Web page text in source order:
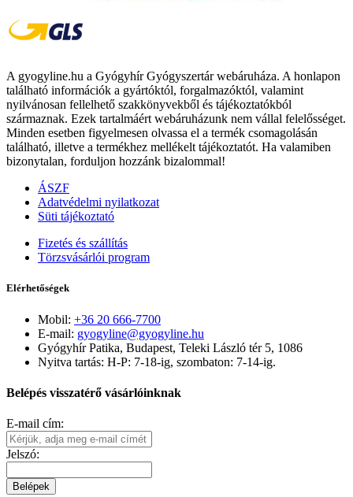
A gyogyline.hu a Gyógyhír Gyógyszertár webáruháza. A honlapon
található információk a gyártóktól, forgalmazóktól, valamint
nyilvánosan fellelhető szakkönyvekből és tájékoztatókból
származnak. Ezek tartalmáért webáruházunk nem vállal felelősséget.
Minden esetben figyelmesen olvassa el a termék csomagolásán
található, illetve a termékhez mellékelt tájékoztatót. Ha valamiben
bizonytalan, forduljon hozzánk bizalommal!
ÁSZF
Adatvédelmi nyilatkozat
Süti tájékoztató
Fizetés és szállítás
Törzsvásárlói program
Elérhetőségek
Mobil: +36 20 666-7700
E-mail: gyogyline@gyogyline.hu
Gyógyhír Patika, Budapest, Teleki László tér 5, 1086
Nyitva tartás: H-P: 7-18-ig, szombaton: 7-14-ig.
Belépés visszatérő vásárlóinknak
E-mail cím:
Jelszó:
Belépek